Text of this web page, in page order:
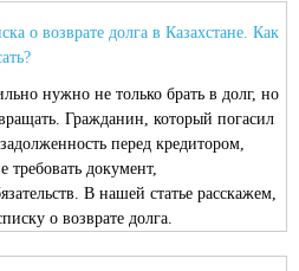
о возврате долга в Казахстане. Как
нужно не только брать в долг, но
Гражданин, который погасил
перед кредитором,
требовать документ,
В нашей статье расскажем,
о возврате долга.